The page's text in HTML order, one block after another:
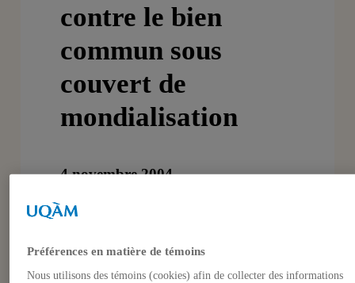
contre le bien
commun sous
couvert de
mondialisation
4 novembre 2004
à 14h00
Préférences en matière de témoins
Nous utilisons des témoins (cookies) afin de collecter des informations